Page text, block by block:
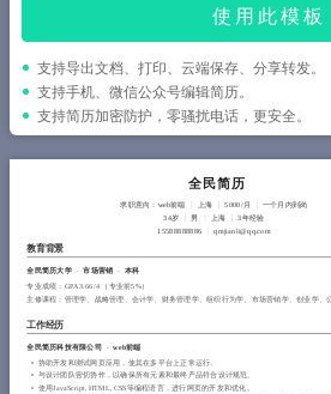
简历教程
登录 / 注册
使用此模板
支持导出文档、打印、云端保存、分享转发。
支持手机、微信公众号编辑简历。
支持简历加密防护，零骚扰电话，更安全。
全民简历
求职意向：web前端 上海 5000/月 一个月内到岗
34岁 男 上海 3年经验
15588888886 qmjianli@qq.com
教育背景
全民简历大学 - 市场营销 - 本科
专业成绩：GPA 3.66/4 （专业前5%）
主修课程：管理学、战略管理、会计学、财务管理学、组织行为学、市场营销学、创业学、
工作经历
全民简历科技有限公司 - web前端
协助开发和测试网页应用，使其在多平台上正常运行。
与设计团队密切协作，以确保所有元素和最终产品符合设计规范。
使用JavaScript, HTML, CSS等编程语言，进行网页的开发和优化。